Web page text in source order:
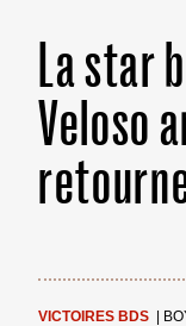
La star
Veloso
VICTOIRES BDS